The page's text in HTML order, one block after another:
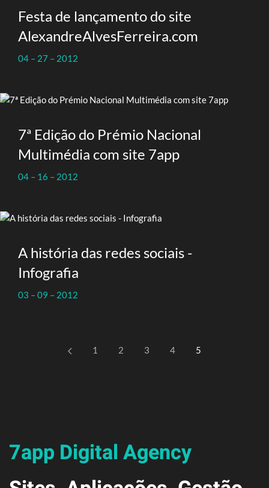
Festa de lançamento do site
AlexandreAlvesFerreira.com
04 – 27 – 2012
7ª Edição do Prémio Nacional
Multimédia com site 7app
04 – 16 – 2012
A história das redes sociais -
Infografia
03 – 09 – 2012
1 2 3 4 5
7app Digital Agency